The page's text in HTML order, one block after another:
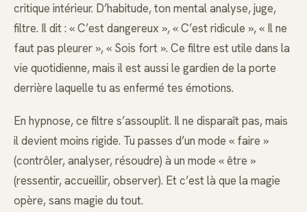
critique intérieur. D’habitude, ton mental analyse, juge,
filtre. Il dit : « C’est dangereux », « C’est ridicule », « Il ne
faut pas pleurer », « Sois fort ». Ce filtre est utile dans la
vie quotidienne, mais il est aussi le gardien de la porte
derrière laquelle tu as enfermé tes émotions.
En hypnose, ce filtre s’assouplit. Il ne disparaît pas, mais
il devient moins rigide. Tu passes d’un mode « faire »
(contrôler, analyser, résoudre) à un mode « être »
(ressentir, accueillir, observer). Et c’est là que la magie
opère, sans magie du tout.